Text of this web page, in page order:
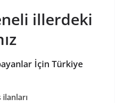
illerdeki
İçin Türkiye